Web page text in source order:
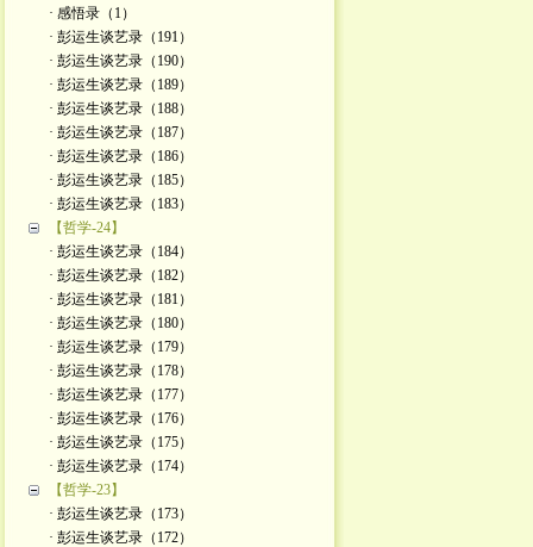
· 感悟录（1）
· 彭运生谈艺录（191）
· 彭运生谈艺录（190）
· 彭运生谈艺录（189）
· 彭运生谈艺录（188）
· 彭运生谈艺录（187）
· 彭运生谈艺录（186）
· 彭运生谈艺录（185）
· 彭运生谈艺录（183）
【哲学-24】
· 彭运生谈艺录（184）
· 彭运生谈艺录（182）
· 彭运生谈艺录（181）
· 彭运生谈艺录（180）
· 彭运生谈艺录（179）
· 彭运生谈艺录（178）
· 彭运生谈艺录（177）
· 彭运生谈艺录（176）
· 彭运生谈艺录（175）
· 彭运生谈艺录（174）
【哲学-23】
· 彭运生谈艺录（173）
· 彭运生谈艺录（172）